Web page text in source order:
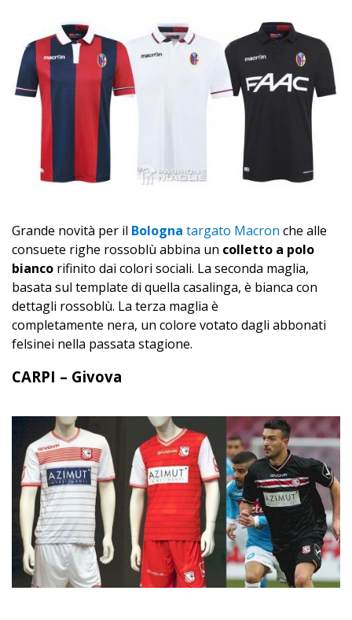
Grande novità per il Bologna targato Macron che alle
consuete righe rossoblù abbina un colletto a polo
bianco rifinito dai colori sociali. La seconda maglia,
basata sul template di quella casalinga, è bianca con
dettagli rossoblù. La terza maglia è
completamente nera, un colore votato dagli abbonati
felsinei nella passata stagione.
CARPI – Givova